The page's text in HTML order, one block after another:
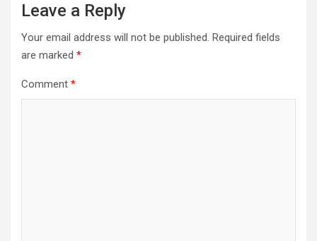
Leave a Reply
Your email address will not be published. Required fields
are marked *
Comment *